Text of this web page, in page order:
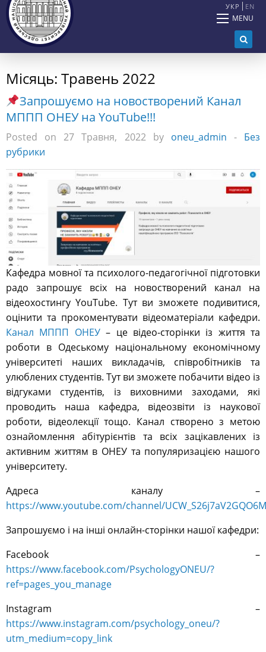
УКР EN
MENU
Місяць: Травень 2022
Запрошуємо на новостворений Канал
МППП ОНЕУ на YouTube!!!
Posted on 27 Травня, 2022 by oneu_admin - Без
рубрики
Кафедра мовної та психолого-педагогічної підготовки
радо запрошує всіх на новостворений канал на
відеохостингу YouTube. Тут ви зможете подивитися,
оцінити та прокоментувати відеоматеріали кафедри.
Канал МППП ОНЕУ– це відео-сторінки із життя та
роботи в Одеському національному економічному
університеті наших викладачів, співробітників та
улюблених студентів. Тут ви зможете побачити відео із
відгуками студентів, із виховними заходами, які
проводить наша кафедра, відеозвіти із наукової
роботи, відеолекції тощо. Канал створено з метою
ознайомлення абітурієнтів та всіх зацікавлених із
активним життям в ОНЕУ та популяризацією нашого
університету.
Адреса каналу –
https://www.youtube.com/channel/
Запрошуємо і на інші онлайн-сторінки нашої кафедри:
Facebook –
https://www.facebook.com/PsychologyONEU/?
ref=pages_you_manage
Instagram –
https://www.instagram.com/psychology_oneu/?
utm_medium=copy_link